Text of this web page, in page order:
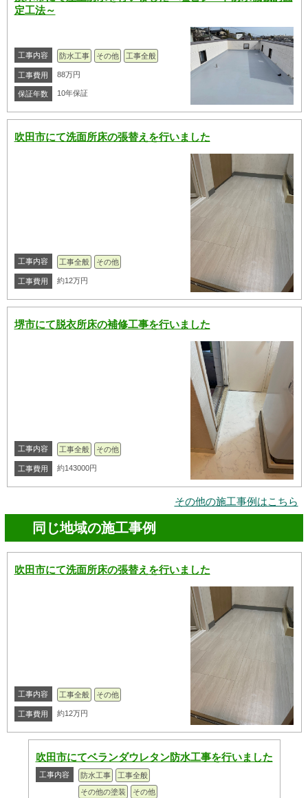
定工法～
工事内容 防水工事 その他 工事全般
工事費用 88万円
保証年数 10年保証
吹田市にて洗面所床の張替えを行いました
工事内容 工事全般 その他
工事費用 約12万円
堺市にて脱衣所床の補修工事を行いました
工事内容 工事全般 その他
工事費用 約143000円
その他の施工事例はこちら
同じ地域の施工事例
吹田市にて洗面所床の張替えを行いました
工事内容 工事全般 その他
工事費用 約12万円
吹田市にてベランダウレタン防水工事を行いました
工事内容 防水工事
工事全般
その他の塗装
その他